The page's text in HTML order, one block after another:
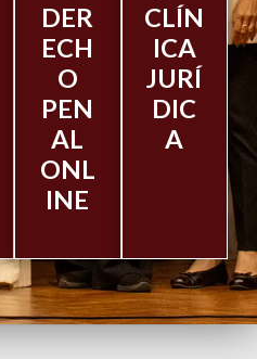
DER
ECH
O
PEN
AL
ONL
INE
CLÍN
ICA
JURÍ
DIC
A